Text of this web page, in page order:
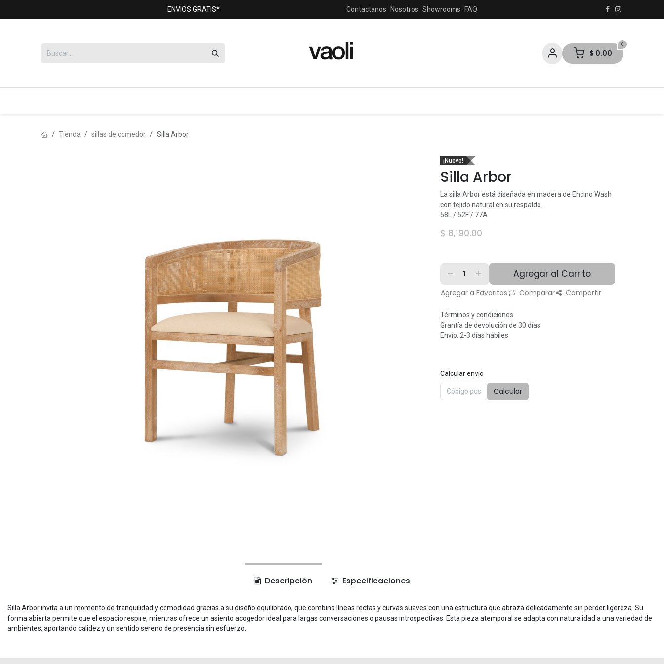
ENVIOS GRATIS* Contactanos Nosotros Showrooms FAQ
0
$ 0.00
Tienda sillas de comedor Silla Arbor
¡Nuevo!
Silla Arbor
La silla Arbor está diseñada en madera de Encino Wash
con tejido natural en su respaldo.
58L / 52F / 77A
$ 8,190.00
Agregar al Carrito
Agregar a Favoritos Comparar Compartir
Términos y condiciones
Grantía de devolución de 30 días
Envío: 2-3 días hábiles
Calcular envío
Calcular
Descripción Especificaciones
Silla Arbor invita a un momento de tranquilidad y comodidad gracias a su diseño equilibrado, que combina líneas rectas y curvas suaves con una estructura que abraza delicadamente sin perder ligereza. Su
forma abierta permite que el espacio respire, mientras ofrece un asiento acogedor ideal para largas conversaciones o pausas introspectivas. Esta pieza atemporal se adapta con naturalidad a una variedad de
ambientes, aportando calidez y un sentido sereno de presencia sin esfuerzo.